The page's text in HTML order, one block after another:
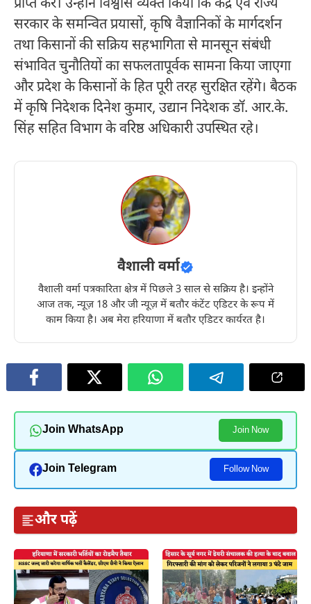
प्राप्त करें। उन्होंने विश्वास व्यक्त किया कि केंद्र एवं राज्य
सरकार के समन्वित प्रयासों, कृषि वैज्ञानिकों के मार्गदर्शन
तथा किसानों की सक्रिय सहभागिता से मानसून संबंधी
संभावित चुनौतियों का सफलतापूर्वक सामना किया जाएगा
और प्रदेश के किसानों के हित पूरी तरह सुरक्षित रहेंगे। बैठक
में कृषि निदेशक दिनेश कुमार, उद्यान निदेशक डॉ. आर.के.
सिंह सहित विभाग के वरिष्ठ अधिकारी उपस्थित रहे।
वैशाली वर्मा
वैशाली वर्मा पत्रकारिता क्षेत्र में पिछले 3 साल से सक्रिय है। इन्होंने
आज तक, न्यूज़ 18 और जी न्यूज़ में बतौर कंटेंट एडिटर के रूप में
काम किया है। अब मेरा हरियाणा में बतौर एडिटर कार्यरत है।
Join WhatsApp Join Now
Join Telegram Follow Now
और पढ़ें